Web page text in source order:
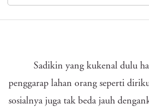
Sadikin yang kukenal dulu
penggarap lahan orang seperti
sosialnya juga tak beda jauh